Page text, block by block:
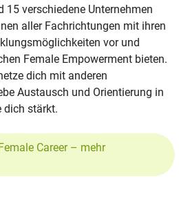
15 verschiedene Unternehmen
aller Fachrichtungen mit ihren
vor und
Female Empowerment bieten.
dich mit anderen
Austausch und Orientierung in
dich stärkt.
Career – mehr